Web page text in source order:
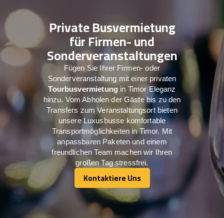
Private Busvermietung
für Firmen- und
Sonderveranstaltungen
Fügen Sie Ihrer Firmen- oder
Sonderveranstaltung mit einer privaten
Tourbusvermietung in Timor Eleganz
hinzu. Vom Abholen der Gäste bis zu den
Transfers zum Veranstaltungsort bieten
unsere Luxusbusse komfortable
Transportmöglichkeiten in Timor. Mit
anpassbaren Paketen und einem
freundlichen Team machen wir Ihren
großen Tag stressfrei.
Kontaktiere Uns
Kontaktiere Uns